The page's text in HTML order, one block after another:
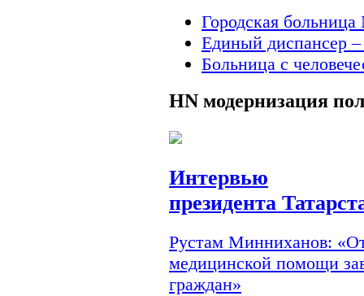
Городская
Единый диспансер
Больница с
HN модернизация
Интервью
президента
Рустам Минниханов:
медицинской помощи
граждан»